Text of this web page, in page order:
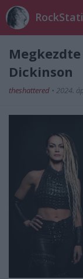
Dickinson
theshattered • 2024.